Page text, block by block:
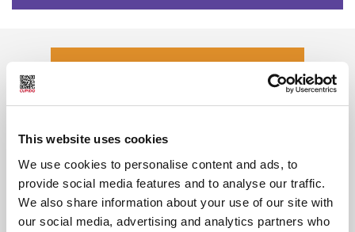
This website uses cookies
We use cookies to personalise content and ads, to
provide social media features and to analyse our traffic.
We also share information about your use of our site with
our social media, advertising and analytics partners who